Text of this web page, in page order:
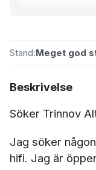
Stand:Meget god
Beskrivelse
Söker Trinnov
Jag söker
hifi. Jag är